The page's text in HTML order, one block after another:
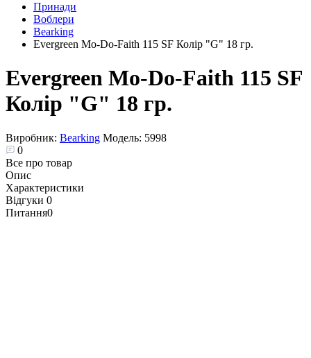
Принади
Воблери
Bearking
Evergreen Mo-Do-Faith 115 SF Колір "G" 18 гр.
Evergreen Mo-Do-Faith 115 SF
Колір "G" 18 гр.
Виробник: Bearking Модель: 5998
0
Все про товар
Опис
Характеристики
Відгуки 0
Питання0